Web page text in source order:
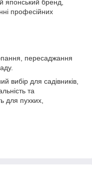
японський бренд,
професійних
пересаджання
вибір для садівників,
та
для пухких,